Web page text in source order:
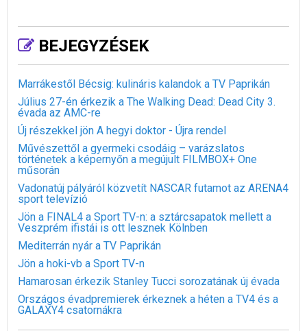
BEJEGYZÉSEK
Marrákestől Bécsig: kulináris kalandok a TV Paprikán
Július 27-én érkezik a The Walking Dead: Dead City 3.
évada az AMC-re
Új részekkel jön A hegyi doktor - Újra rendel
Művészettől a gyermeki csodáig – varázslatos
történetek a képernyőn a megújult FILMBOX+ One
műsorán
Vadonatúj pályáról közvetít NASCAR futamot az ARENA4
sport televízió
Jön a FINAL4 a Sport TV-n: a sztárcsapatok mellett a
Veszprém ifistái is ott lesznek Kölnben
Mediterrán nyár a TV Paprikán
Jön a hoki-vb a Sport TV-n
Hamarosan érkezik Stanley Tucci sorozatának új évada
Országos évadpremierek érkeznek a héten a TV4 és a
GALAXY4 csatornákra